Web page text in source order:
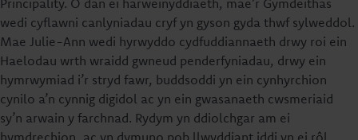
wedi cyflawni canlyniadau cryf yn gyson gyda thwf sylweddol.
Mae Julie-Ann wedi hyrwyddo cydfuddiannaeth drwy roi ein
Haelodau wrth wraidd gwneud penderfyniadau, drwy ein
hymrwymiad i’r stryd fawr, buddsoddi yn ein cynhyrchion
cynilo a’n cynnig digidol ac yn ein gwasanaeth cwsmeriaid
sy’n arwain y farchnad. Rydym yn ddiolchgar am ei
hymdrechion, ac yn dymuno pob llwyddiant iddi yn ei rôl